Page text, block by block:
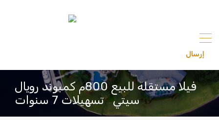
إرسال
فيلا مستقله للبيع 800م كمبوند رويال
سيتي تسهيلات 7 سنوات